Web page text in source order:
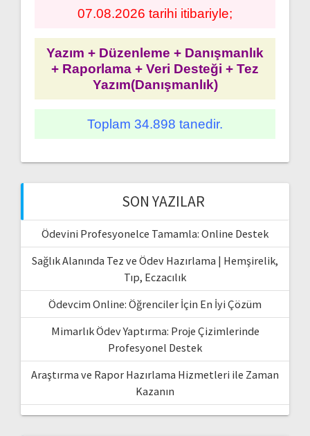
07.08.2026 tarihi itibariyle;
Yazım + Düzenleme + Danışmanlık
+ Raporlama + Veri Desteği + Tez
Yazım(Danışmanlık)
Toplam 34.898 tanedir.
SON YAZILAR
Ödevini Profesyonelce Tamamla: Online Destek
Sağlık Alanında Tez ve Ödev Hazırlama | Hemşirelik,
Tıp, Eczacılık
Ödevcim Online: Öğrenciler İçin En İyi Çözüm
Mimarlık Ödev Yaptırma: Proje Çizimlerinde
Profesyonel Destek
Araştırma ve Rapor Hazırlama Hizmetleri ile Zaman
Kazanın